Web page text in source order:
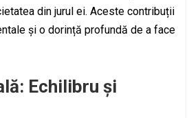
din jurul ei. Aceste contribuții
și o dorință profundă de a face
Echilibru și